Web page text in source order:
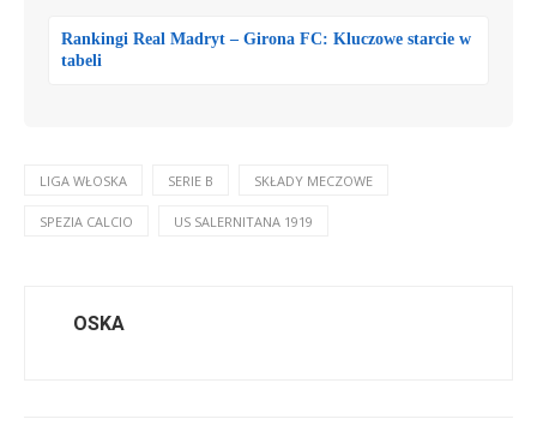
Rankingi Real Madryt – Girona FC: Kluczowe starcie w
tabeli
LIGA WŁOSKA SERIE B SKŁADY MECZOWE
SPEZIA CALCIO US SALERNITANA 1919
OSKA